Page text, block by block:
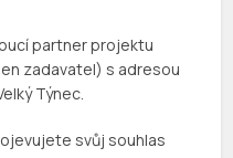
partner projektu
jen zadavatel) s adresou
Týnec.
svůj souhlas